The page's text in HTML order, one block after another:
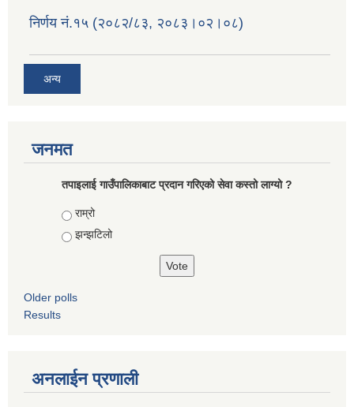
निर्णय नं.१५ (२०८२/८३, २०८३।०२।०८)
अन्य
जनमत
तपाइलाई गाउँपालिकाबाट प्रदान गरिएको सेवा कस्तो लाग्यो ?
Choices
राम्रो
झन्झटिलो
Older polls
Results
अनलाईन प्रणाली